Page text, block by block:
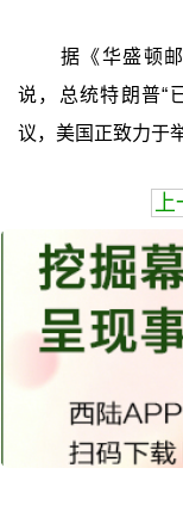
据《华盛顿
说，总统特朗普“
议，美国正致力于